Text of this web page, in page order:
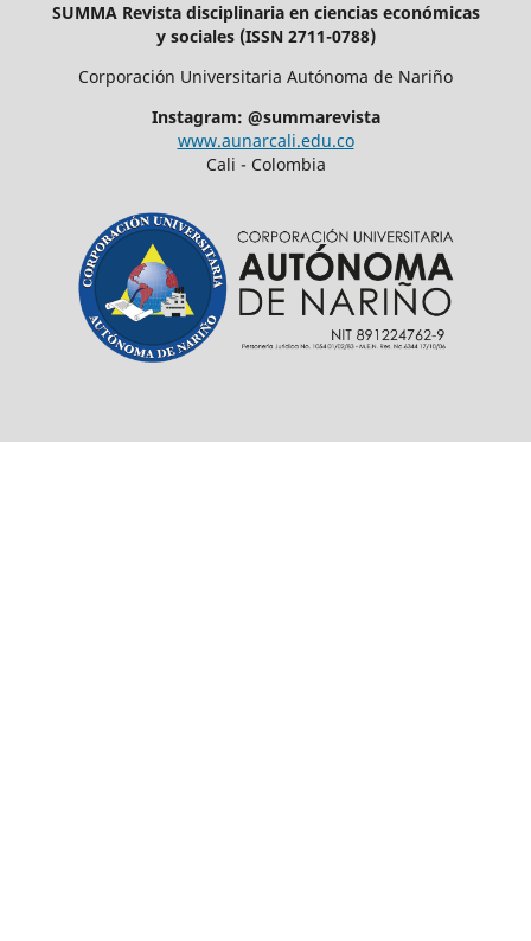
SUMMA Revista disciplinaria en ciencias económicas
y sociales (ISSN 2711-0788)
Corporación Universitaria Autónoma de Nariño
Instagram: @summarevista
www.aunarcali.edu.co
Cali - Colombia